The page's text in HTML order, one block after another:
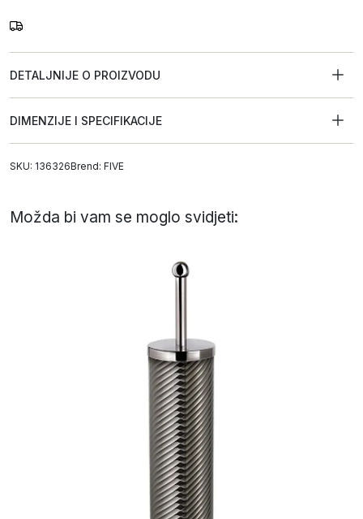
DETALJNIJE O PROIZVODU
DIMENZIJE I SPECIFIKACIJE
SKU: 136326Brend: FIVE
Možda bi vam se moglo svidjeti: